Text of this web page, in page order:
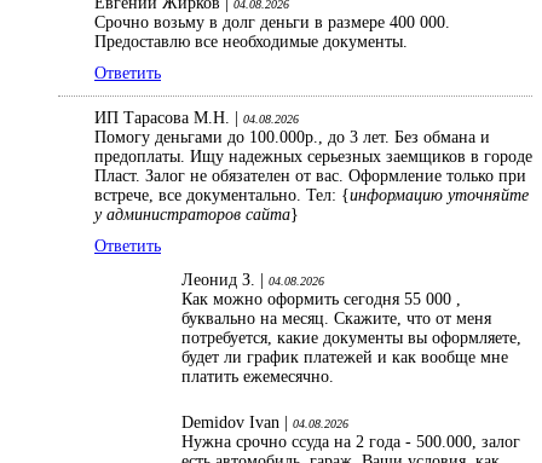
04.08.2026
Срочно возьму в долг деньги в размере 400 000.
Предоставлю все необходимые документы.
Ответить
ИП Тарасова М.Н. | 04.08.2026
Помогу деньгами до 100.000р., до 3 лет. Без обмана и
предоплаты. Ищу надежных серьезных заемщиков в городе
Пласт. Залог не обязателен от вас. Оформление только при
встрече, все документально. Тел: {информацию уточняйте
у администраторов сайта}
Ответить
Леонид З. |
04.08.2026
Как можно оформить сегодня 55 000 ,
буквально на месяц. Скажите, что от меня
потребуется, какие документы вы оформляете,
будет ли график платежей и как вообще мне
платить ежемесячно.
Demidov Ivan | 04.08.2026
Нужна срочно ссуда на 2 года - 500.000, залог